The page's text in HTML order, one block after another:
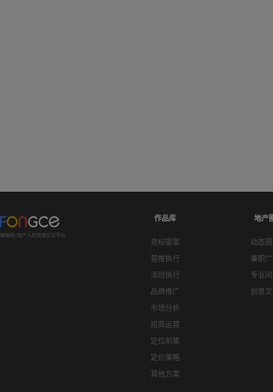
作品库
竞标提案
营推执行
活动执行
品牌推广
市场分析
招商运营
定位前策
定价策略
其他方案
地产
动态
兼职
专业
创意